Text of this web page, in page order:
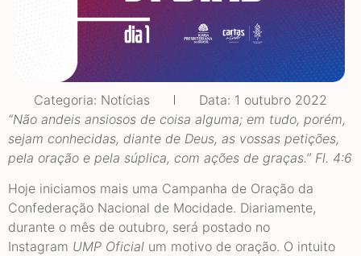
Categoria: Notícias Data: 1 outubro 2022
“Não andeis ansiosos de coisa alguma; em tudo, porém,
sejam conhecidas, diante de Deus, as vossas petições,
pela oração e pela súplica, com ações de graças.” Fl. 4:6
Hoje iniciamos mais uma Campanha de Oração da
Confederação Nacional de Mocidade. Diariamente,
durante o mês de outubro, será postado no
Instagram UMP Oficial um motivo de oração. O intuito